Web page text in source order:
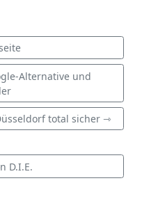
Alternative und
total sicher ⇾
D.I.E.